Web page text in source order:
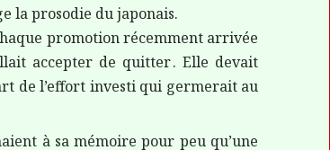
la prosodie du japonais.
promotion récemment arrivée
accepter de quitter . Elle devait
de l’effort investi qui germerait au
à sa mémoire pour peu qu’une